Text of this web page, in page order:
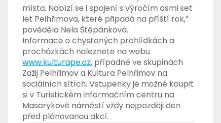
místa. Nabízí se i spojení s výročím osmi set
let Pelhřimova, které připadá na příští rok,“
pověděla Nela Štěpánková.
Informace o chystaných prohlídkách a
procházkách naleznete na webu
www.kulturape.cz, případně ve skupinách
Zažij Pelhřimov a Kultura Pelhřimov na
sociálních sítích. Vstupenky je možné koupit
si v Turistickém informačním centru na
Masarykově náměstí vždy nejpozději den
před plánovanou akcí.